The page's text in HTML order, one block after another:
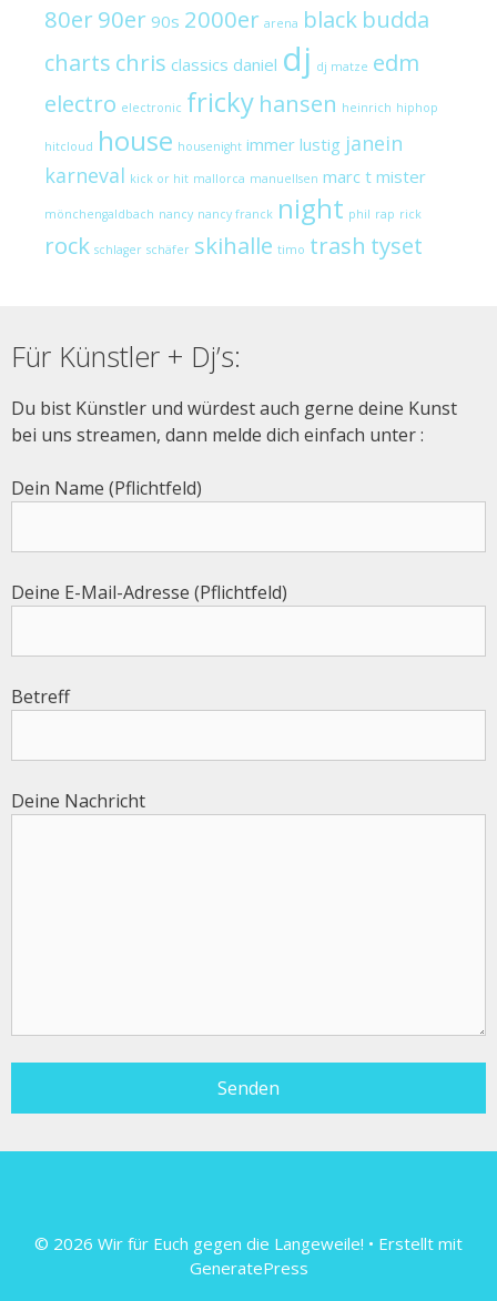
80er90er 90s 2000er arena black budda
charts chris classics daniel dj dj matze edm
electro electronic fricky hansen heinrich hiphop
hitcloud house housenight immer lustig janein
karneval kick or hit mallorca manuellsen marc t mister
mönchengaldbach nancy nancy franck night phil rap rick
rock schlager schäfer skihalle timo trash tyset
Für Künstler + Dj’s:
Du bist Künstler und würdest auch gerne deine Kunst
bei uns streamen, dann melde dich einfach unter :
Dein Name (Pflichtfeld)
Deine E-Mail-Adresse (Pflichtfeld)
Betreff
Deine Nachricht
© 2026 Wir für Euch gegen die Langeweile! • Erstellt mit
GeneratePress